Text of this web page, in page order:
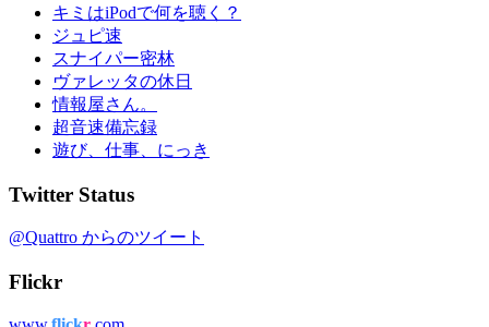
キミはiPodで何を聴く？
ジュピ速
スナイパー密林
ヴァレッタの休日
情報屋さん。
超音速備忘録
遊び、仕事、にっき
Twitter Status
@Quattro からのツイート
Flickr